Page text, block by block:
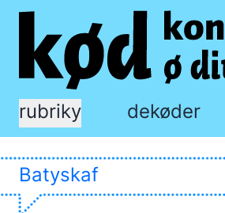
rubriky dekøder
Batyskaf